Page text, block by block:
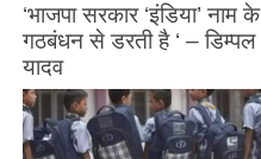
‘भाजपा सरकार ‘इंडिया’ नाम के
गठबंधन से डरती है ‘ – डिम्पल
यादव
August 26, 2023